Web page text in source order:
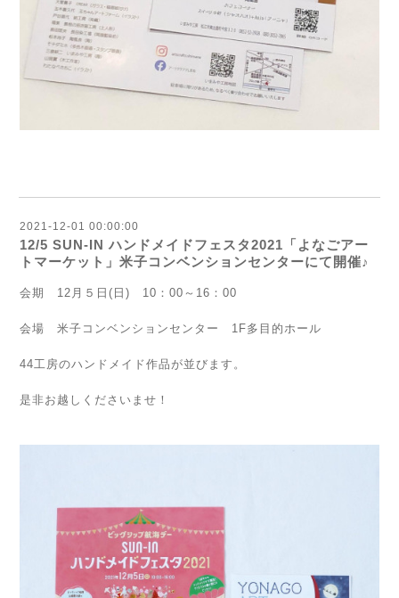
2021-12-01 00:00:00
12/5 SUN-IN ハンドメイドフェスタ2021「よなごアー
トマーケット」米子コンベンションセンターにて開催♪
会期 12月５日(日) 10：00～16：00
会場 米子コンベンションセンター 1F多目的ホール
44工房のハンドメイド作品が並びます。
是非お越しくださいませ！